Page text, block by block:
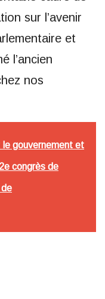
sur l’avenir
et
l’ancien
nos
le gouvernement et
congrès de